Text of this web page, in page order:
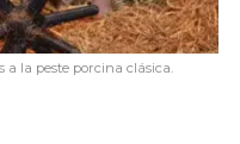
a la peste porcina clásica.